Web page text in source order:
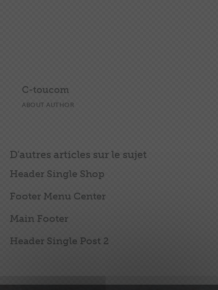
C-toucom
ABOUT AUTHOR
D'autres articles sur le sujet
Header Single Shop
Footer Menu Center
Main Footer
Header Single Post 2